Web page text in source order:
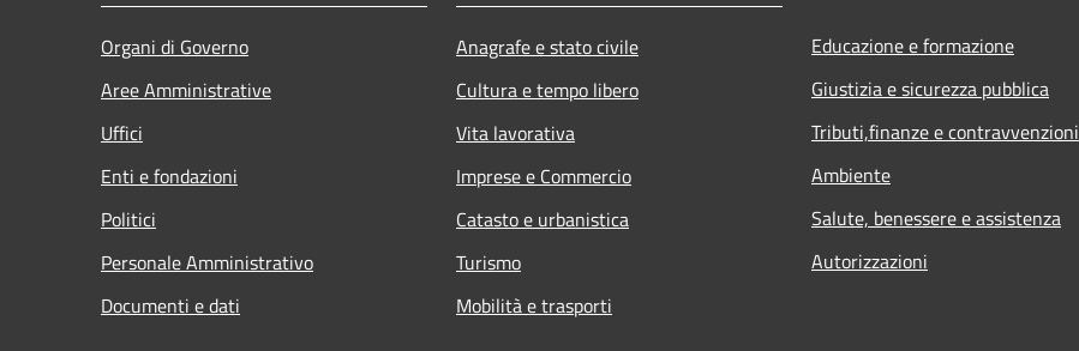
Organi di Governo
Aree Amministrative
Uffici
Enti e fondazioni
Politici
Personale Amministrativo
Documenti e dati
Anagrafe e stato civile
Cultura e tempo libero
Vita lavorativa
Imprese e Commercio
Catasto e urbanistica
Turismo
Mobilità e trasporti
Educazione e formazione
Giustizia e sicurezza pubblica
Tributi,finanze e contravvenzioni
Ambiente
Salute, benessere e assistenza
Autorizzazioni